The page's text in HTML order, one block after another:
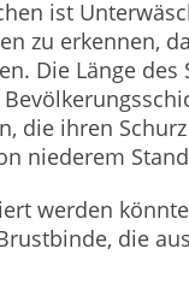
ist
zu erkennen,
Die Länge
die ihren
niederem
werden
die